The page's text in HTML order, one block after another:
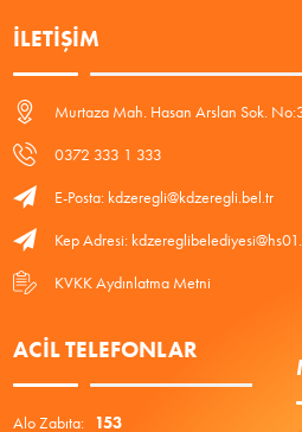
İLETIŞIM
Murtaza Mah. Hasan Arslan Sok.
0372 333 1 333
E-Posta: kdzeregli@kdzeregli.bel.tr
Kep Adresi:
KVKK Aydınlatma Metni
ACIL TELEFONLAR
Alo Zabıta: 153